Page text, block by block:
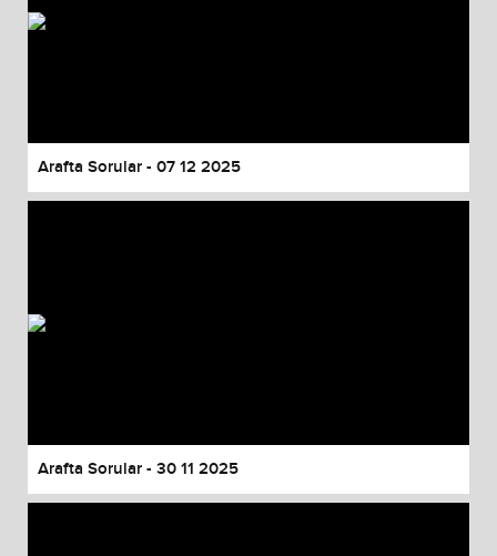
Arafta Sorular - 07 12 2025
Arafta Sorular - 30 11 2025